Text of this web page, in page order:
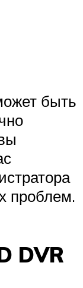
быть
проблем.
DVR